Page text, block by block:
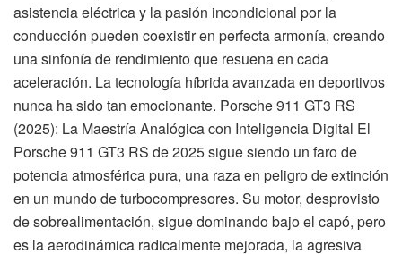
asistencia eléctrica y la pasión incondicional por la
conducción pueden coexistir en perfecta armonía, creando
una sinfonía de rendimiento que resuena en cada
aceleración. La tecnología híbrida avanzada en deportivos
nunca ha sido tan emocionante. Porsche 911 GT3 RS
(2025): La Maestría Analógica con Inteligencia Digital El
Porsche 911 GT3 RS de 2025 sigue siendo un faro de
potencia atmosférica pura, una raza en peligro de extinción
en un mundo de turbocompresores. Su motor, desprovisto
de sobrealimentación, sigue dominando bajo el capó, pero
es la aerodinámica radicalmente mejorada, la agresiva